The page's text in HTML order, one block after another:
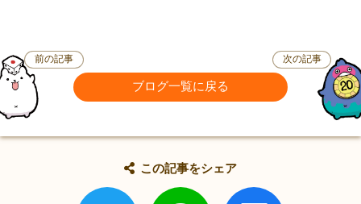
前の記事
ブログ一覧に戻る
次の記事
この記事をシェア